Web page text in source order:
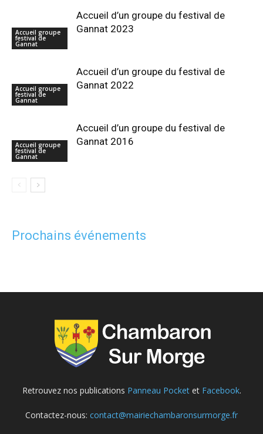
Accueil groupe
festival de
Gannat
Accueil d’un groupe du festival de
Gannat 2023
Accueil groupe
festival de
Gannat
Accueil d’un groupe du festival de
Gannat 2022
Accueil groupe
festival de
Gannat
Accueil d’un groupe du festival de
Gannat 2016
Prochains événements
Retrouvez nos publications Panneau Pocketet Facebook.
Contactez-nous: contact@mairiechambaronsurmorge.fr